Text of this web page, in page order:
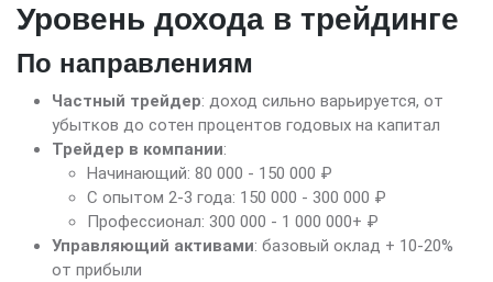
Уровень дохода в трейдинге
По направлениям
Частный трейдер: доход сильно варьируется, от
убытков до сотен процентов годовых на капитал
Трейдер в компании:
Начинающий: 80 000 - 150 000 ₽
С опытом 2-3 года: 150 000 - 300 000 ₽
Профессионал: 300 000 - 1 000 000+ ₽
Управляющий активами: базовый оклад + 10-20%
от прибыли